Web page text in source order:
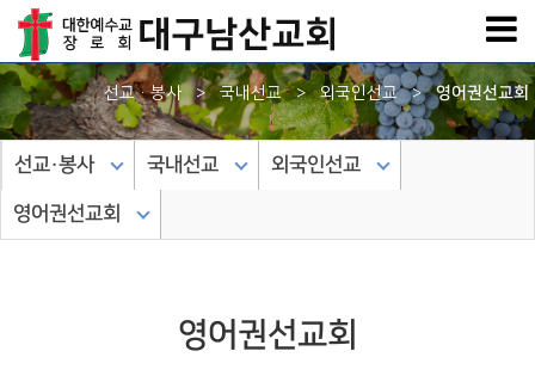
선교·봉사 > 국내선교 > 외국인선교 > 영어권선교회
선교·봉사 국내선교 외국인선교
영어권선교회
영어권선교회